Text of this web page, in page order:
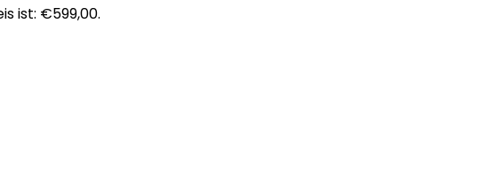
ist: €599,00.